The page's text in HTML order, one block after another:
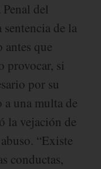
del
de la
que
provocar, si
por su
a una multa de
la vejación de
“Existe
conductas,